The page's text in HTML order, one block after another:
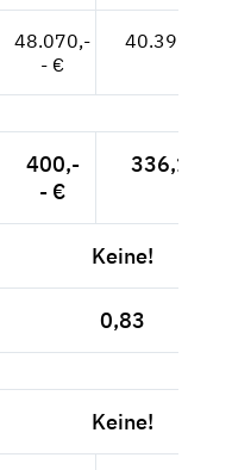
48.070,-
- €
40.395,-- €
400,-
- €
336,13 €
Keine!
0,83
Keine!